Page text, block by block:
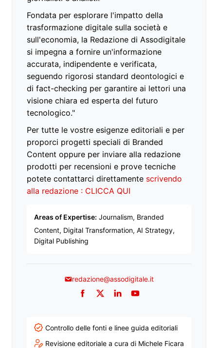
Fondata per esplorare l'impatto della
trasformazione digitale sulla società e
sull'economia, la Redazione di Assodigitale
si impegna a fornire un'informazione
accurata, indipendente e verificata,
seguendo rigorosi standard deontologici e
di fact-checking per garantire ai lettori una
visione chiara ed esperta del futuro
tecnologico."
Per tutte le vostre esigenze editoriali e per
proporci progetti speciali di Branded
Content oppure per inviare alla redazione
prodotti per recensioni e prove tecniche
potete contattarci direttamente scrivendo
alla redazione : CLICCA QUI
Areas of Expertise: Journalism, Branded
Content, Digital Transformation, AI Strategy,
Digital Publishing
redazione@assodigitale.it
Facebook
TwitterLinkedInYouTube
Controllo delle fonti e linee guida editoriali
Revisione editoriale a cura di Michele Ficara